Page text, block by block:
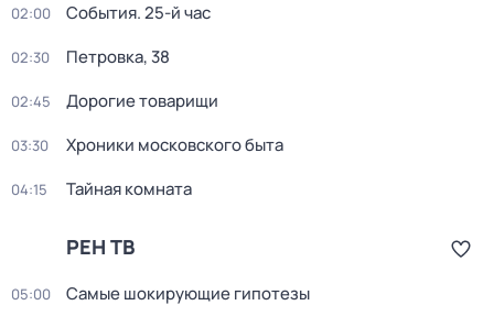
02:00 События. 25-й час
02:30 Петровка, 38
02:45 Дорогие товарищи
03:30 Хроники московского быта
04:15 Тайная комната
РЕН ТВ
05:00 Самые шoкиpующие гипотезы